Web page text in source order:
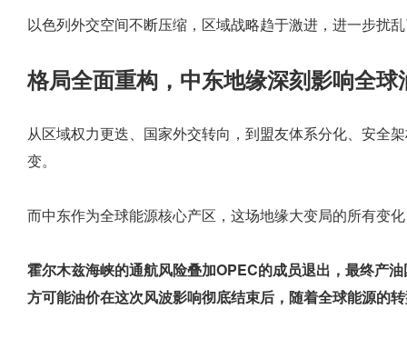
以色列外交空间不断压缩，区域战略趋于激进，进一步扰
格局全面重构，中东地缘深刻影响全球
从区域权力更迭、国家外交转向，到盟友体系分化、安全
变。
而中东作为全球能源核心产区，这场地缘大变局的所有变
霍尔木兹海峡的通航风险叠加OPEC的成员退出，最终产
方可能油价在这次风波影响彻底结束后，随着全球能源的